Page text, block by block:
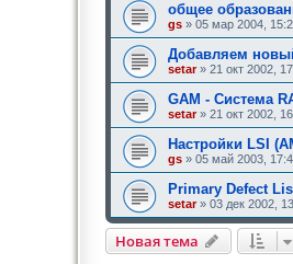
общее
gs » 05 мар 2004,
Добавляем
setar» 21 окт 2002,
GAM - Система
setar» 21 окт 2002,
Настройки LSI
gs » 05 май 2003,
Primary Defect
setar» 03 дек 2002,
Новая тема